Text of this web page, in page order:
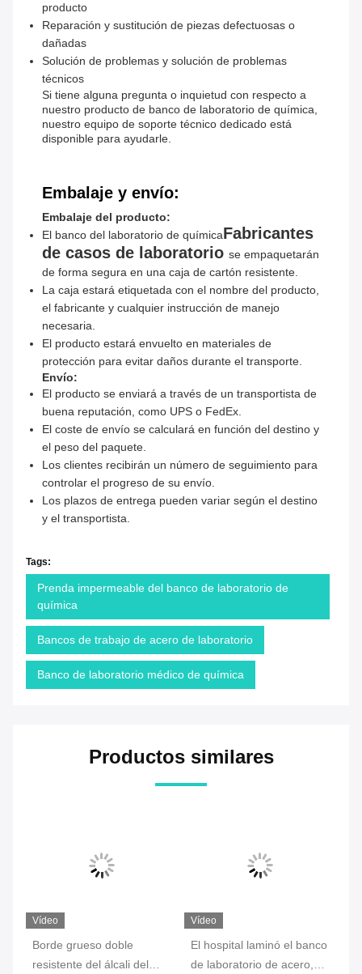
producto
Reparación y sustitución de piezas defectuosas o
dañadas
Solución de problemas y solución de problemas
técnicos
Si tiene alguna pregunta o inquietud con respecto a
nuestro producto de banco de laboratorio de química,
nuestro equipo de soporte técnico dedicado está
disponible para ayudarle.
Embalaje y envío:
Embalaje del producto:
El banco del laboratorio de químicaFabricantes
de casos de laboratorio se empaquetarán
de forma segura en una caja de cartón resistente.
La caja estará etiquetada con el nombre del producto,
el fabricante y cualquier instrucción de manejo
necesaria.
El producto estará envuelto en materiales de
protección para evitar daños durante el transporte.
Envío:
El producto se enviará a través de un transportista de
buena reputación, como UPS o FedEx.
El coste de envío se calculará en función del destino y
el peso del paquete.
Los clientes recibirán un número de seguimiento para
controlar el progreso de su envío.
Los plazos de entrega pueden variar según el destino
y el transportista.
Tags:
Prenda impermeable del banco de laboratorio de
química
Bancos de trabajo de acero de laboratorio
Banco de laboratorio médico de química
Productos similares
Vídeo
El hospital laminó el banco
de laboratorio de acero,
Vídeo
Banco de laboratorio anti
de química de la corrosión